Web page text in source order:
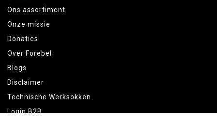
Ons assortiment
Onze missie
Donaties
Over Forebel
Blogs
Disclaimer
Technische Werksokken
Login B2B